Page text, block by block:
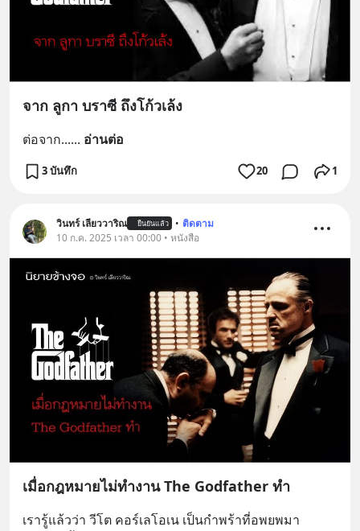
จาก ลูกา บราซี ถึงโก้วเล้ง
ต่อจาก...... อ่านต่อ
3 บันทึก 20 1
วินทร์ เลียววาริณ ยืนยันแล้ว • ติดตาม
10 ก.ค. 2025 เวลา 00:00 • หนังสือ
เมื่อกฎหมายไม่ทำงาน The Godfather ทำ
เรารู้แล้วว่า วีโต คอร์เลโอเน เป็นกำพร้าที่อพยพมา